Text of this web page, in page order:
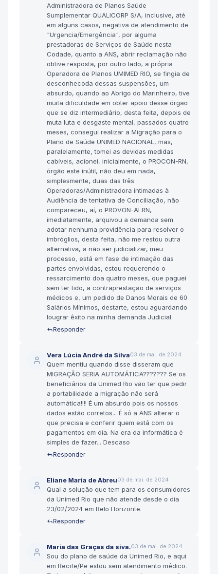
Administradora de Planos Saúde
Sumplementar QUALICORP S/A, inclusive, até
em alguns casos, negativa de atendimento de
"Urgencia/Emergência", por alguma
prestadoras de Serviços de Saúde nesta
Codade, quanto a ANS, abrir reclamação não
obtive resposta, por outro lado, a própria
Operadora de Planos UMIMED RIO, se fingia de
desconhecoda dessas suspensões, um
absurdo, quando ao Abrigo do Marinheiro, tive
muita dificuldade em obter apoio desse órgão
que se diz intermediário, desta feita, depois de
muta luta e desgaste mental, passados quatro
meses, consegui realizar a Migração para o
Plano de Saúde UNIMED NACIONAL, mas,
paralelamente, tomei as devidas medidas
cabíveis, acionei, inicialmente, o PROCON-RN,
órgão este inútil, não deu em nada,
simplesmente, duas das três
Operadoras/Administradora intimadas à
Audiência de tentativa de Conciliação, não
compareceu, aí, o PROVON-ALRN,
imediatamente, arquivou a demanda sem
adotar nenhuma providência para resolver o
imbróglios, desta feita, não me restou outra
alternativa, a não ser judicializar, meu
processo, está em fase de intimação das
partes envolvidas, estou requerendo o
ressarcimento doa quatro meses, que paguei
sem ter tido, a contraprestação de serviços
médicos e, um pedido de Danos Morais de 60
Salários Mínimos, destarte, estou aguardando
lougrar êxito na minha demanda Judicial.
Responder
Vera Lúcia André da Silva03 de mai. de 2024
Quem mentiu quando disse disseram que
MIGRAÇÃO SERIA AUTOMÁTICA??????? Se os
beneficiários da Unimed Rio vão ter que pedir
a portabilidade a migração não será
automática!!!! É um absurdo pois os nossos
dados estão corretos... É só a ANS alterar o
que precisa e conferir quem está com os
pagamentos em dia. Na era da informática é
simples de fazer... Descaso
Responder
Eliane Maria de Abreu03 de mai. de 2024
Qual a solução que tem para os consumidores
da Unimed Rio que não atende desde o dia
23/02/2024 em Belo Horizonte.
Responder
Maria das Graças da siva.03 de mai. de 2024
Sou do plano de saúde da Unimed Rio, e aqui
em Recife/Pe estou sem atendimento médico.